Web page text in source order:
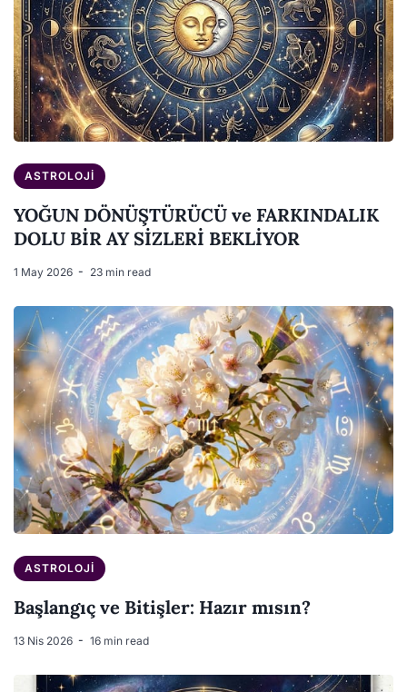
ASTROLOJI
YOĞUN DÖNÜŞTÜRÜCÜ ve FARKINDALIK
DOLU BİR AY SİZLERİ BEKLİYOR
1 May 2026 23 min read
ASTROLOJI
Başlangıç ve Bitişler: Hazır mısın?
13 Nis 2026 16 min read